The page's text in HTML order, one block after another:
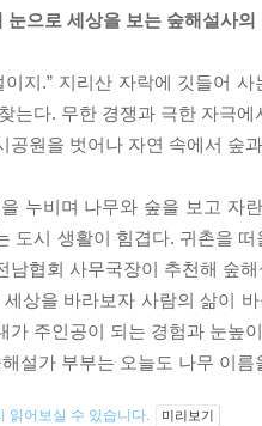
눈으로 세상을 보는 숲해설사
이지.” 지리산 자락에 깃들어
는다. 무한 경쟁과 극한 자극
공원을 벗어나 자연 속에서 숲
누비며 나무와 숲을 보고 자
도시 생활이 힘겹다. 귀촌을
남협회 사무국장이 추천해 숲
상을 바라보자 사람의 삶이
가 주인공이 되는 경험과 눈높
설가 부부는 오늘도 나무 이
읽어보실 수 있습니다. 미리보기